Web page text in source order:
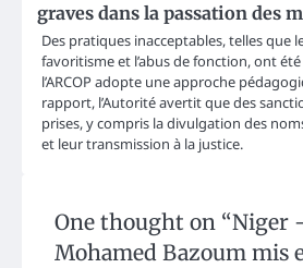
graves dans la passation des
Des pratiques inacceptables, telles que
favoritisme et l’abus de fonction, ont
l’ARCOP adopte une approche
rapport, l’Autorité avertit que des
prises, y compris la divulgation des
et leur transmission à la justice.
One thought on “Niger
Mohamed Bazoum mis